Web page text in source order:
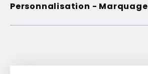
Personnalisation - Marquage